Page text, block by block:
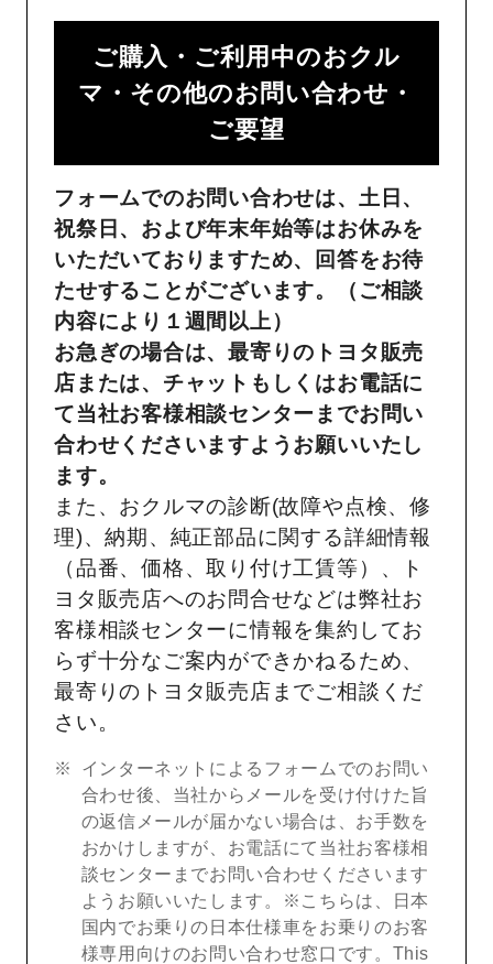
ご購入・ご利用中のおクル
マ・その他のお問い合わせ・
ご要望​
フォームでのお問い合わせは、土日、
祝祭日、および年末年始等はお休みを
いただいておりますため、回答をお待
たせすることがございます。（ご相談
内容により１週間以上）
お急ぎの場合は、最寄りのトヨタ販売
店または、チャットもしくはお電話に
て当社お客様相談センターまでお問い
合わせくださいますようお願いいたし
ます。
また、おクルマの診断(故障や点検、修
理)、納期、純正部品に関する詳細情報
（品番、価格、取り付け工賃等）、ト
ヨタ販売店へのお問合せなどは弊社お
客様相談センターに情報を集約してお
らず十分なご案内ができかねるため、
最寄りのトヨタ販売店までご相談くだ
さい。
インターネットによるフォームでのお問い
合わせ後、当社からメールを受け付けた旨
の返信メールが届かない場合は、お手数を
おかけしますが、お電話にて当社お客様相
談センターまでお問い合わせくださいます
ようお願いいたします。※こちらは、日本
国内でお乗りの日本仕様車をお乗りのお客
様専用向けのお問い合わせ窓口です。This